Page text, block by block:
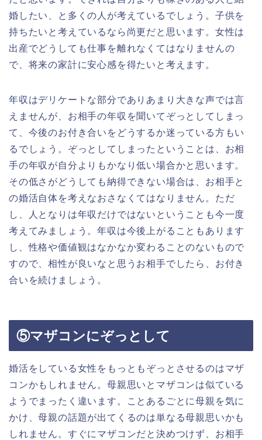
婚したい、と多くの人が考えているでしょう。子供を
持ちたいと考えているなら尚更だと思います。女性は
出産でどうしても仕事を離れなくてはなりませんの
で、将来の家計に安心感を得たいと考えます。
年収はデリケートな部分でありあまり大きな声では言
えませんが、お相手の年収を聞いてぞっとしてしまっ
て、今後のお付き合いをどうするか迷っている方もい
るでしょう。ぞっとしてしまったということは、お相
手の年収が自分よりもかなり低い場合かと思います。
その低さがどうしても納得できない場合は、お相手と
の婚活自体を考えなおさなくてはなりません。ただ
し、人となりは年収だけではないということも今一度
考えてみましょう。年収は今後上がることもあります
し、性格や価値観はなかなか変わることのないもので
すので、相性が良いなと思うお相手でしたら、お付き
合いを続けましょう。
⑤マザコンにぞっとして
婚活をしている女性をもっともぞっとさせるのはマザ
コンかもしれません。母親思いとマザコンは似ている
ようでまったく違います。ことあるごとに母親を気に
かけ、母親の話題が出てくるのは単なる母親思いかも
しれません。すぐにマザコンだと決めつけず、お相手